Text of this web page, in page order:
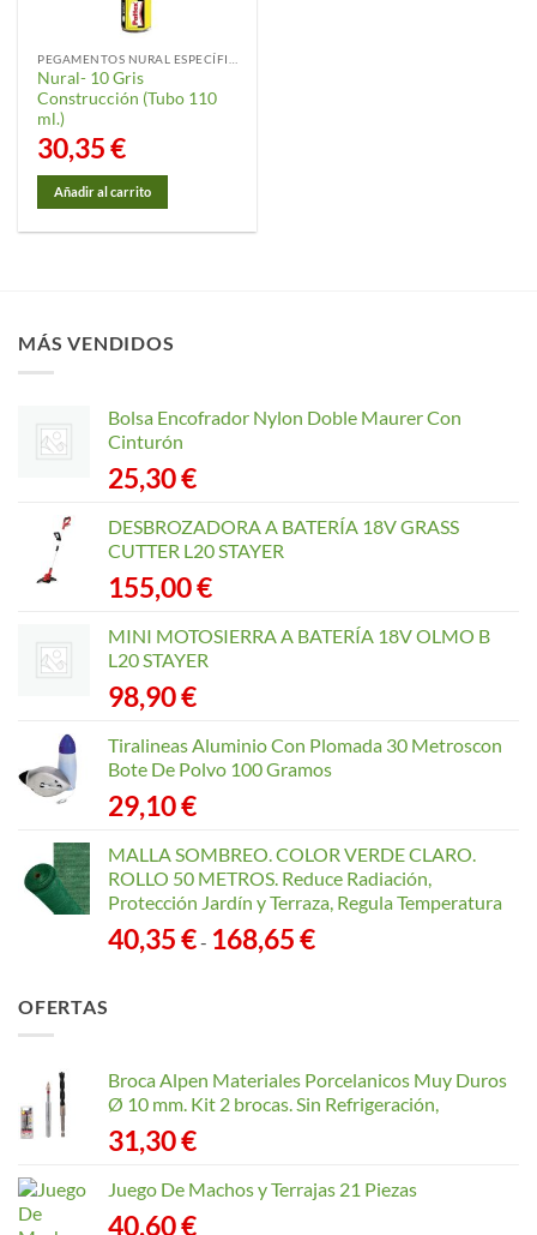
Nural- 10 Gris
Construcción (Tubo 110
ml.)
30,35€
Añadir al carrito
MÁS VENDIDOS
Bolsa Encofrador Nylon Doble Maurer Con
Cinturón
25,30€
DESBROZADORA A BATERÍA 18V GRASS
CUTTER L20 STAYER
155,00€
MINI MOTOSIERRA A BATERÍA 18V OLMO B
L20 STAYER
98,90€
Tiralineas Aluminio Con Plomada 30 Metroscon
Bote De Polvo 100 Gramos
29,10€
MALLA SOMBREO. COLOR VERDE CLARO.
ROLLO 50 METROS. Reduce Radiación,
Protección Jardín y Terraza, Regula Temperatura
40,35€- 168,65€Rango
168,65 €
OFERTAS
Broca Alpen Materiales Porcelanicos Muy Duros
Ø 10 mm. Kit 2 brocas. Sin Refrigeración,
31,30€
Juego De Machos y Terrajas 21 Piezas
40,60€